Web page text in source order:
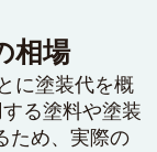
相場
に塗装代を概
る塗料や塗装
ため、実際の